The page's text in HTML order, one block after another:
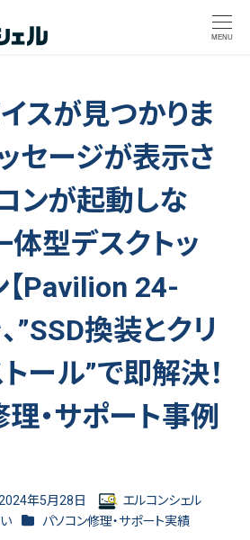
MENU
スが見つかりま
セージが表示さ
ンが起動しな
体型デスクトッ
【Pavilion 24-
”SSD換装とクリ
ール”で即解決！
・サポート事例
日
年5月28日
著
者
エルコンシェル
カテゴリー
パソコン修理・サポート実績